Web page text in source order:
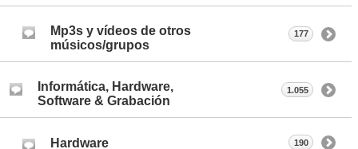
Mp3s y vídeos de otros
músicos/grupos
177
Informática, Hardware,
Software & Grabación
1.055
Hardware 190